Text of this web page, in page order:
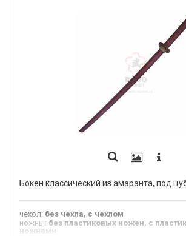
Бокен классический из амаранта, под
чехол: без чехла, с чехлом
ножны: без пластиковых ножен, с
ножнами